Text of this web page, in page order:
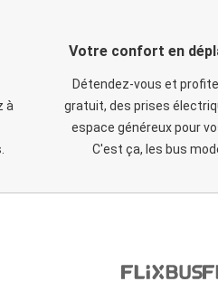
à
Votre confort en
Détendez-vous et
gratuit, des prises
espace généreux pour
C'est ça, les bus